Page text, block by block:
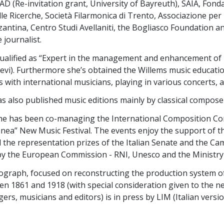
(Re-invitation grant, University of Bayreuth), SAIA,
Ricerche, Società Filarmonica di Trento, Associazione
Centro Studi Avellaniti, the Bogliasco Foundation
journalist.
as “Expert in the management and enhancement
Furthermore she’s obtained the Willems music
with international musicians, playing in various concerts,
also published music editions mainly by classical
has been co-managing the International Composition
New Music Festival. The events enjoy the support of
the representation prizes of the Italian Senate and the
the European Commission - RNI, Unesco and the
focused on reconstructing the production system
1861 and 1918 (with special consideration given to the
musicians and editors) is in press by LIM (Italian